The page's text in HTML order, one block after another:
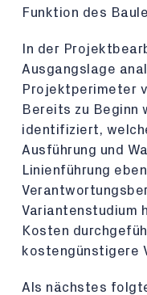
Funktion des
In der
Ausgangslage
Projektperimeter
Bereits zu Beginn
identifiziert,
Ausführung und
Linienführung
Variantenstudium
Kosten
kostengünstigere
Als nächstes